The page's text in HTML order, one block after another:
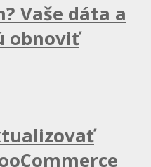
Vaše dáta a
obnoviť